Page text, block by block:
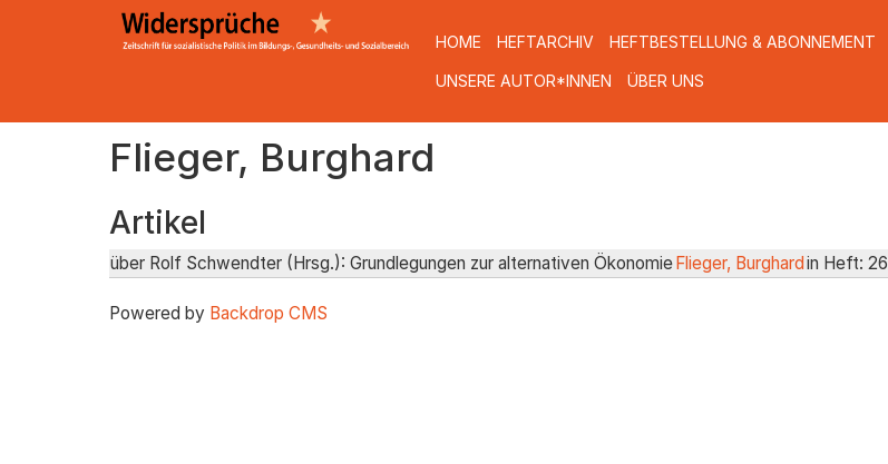
HOME HEFTARCHIV HEFTBESTELLUNG & ABONNEMENT
UNSERE AUTOR*INNEN ÜBER UNS
Flieger, Burghard
Artikel
über Rolf Schwendter (Hrsg.): Grundlegungen zur alternativen ÖkonomieFlieger, Burghardin Heft: 26
Powered by Backdrop CMS